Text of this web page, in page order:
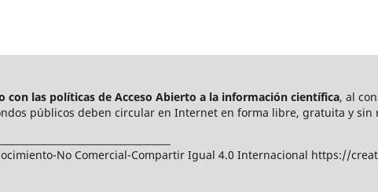
con las políticas de Acceso Abierto a la información científica, al
públicos deben circular en Internet en forma libre, gratuita y sin
No Comercial-Compartir Igual 4.0 Internacional https://